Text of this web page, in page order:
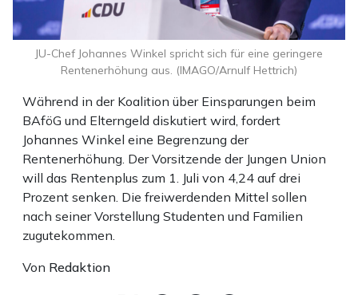
Während in der Koalition über Einsparungen beim
BAföG und Elterngeld diskutiert wird, fordert
Johannes Winkel eine Begrenzung der
Rentenerhöhung. Der Vorsitzende der Jungen Union
will das Rentenplus zum 1. Juli von 4,24 auf drei
Prozent senken. Die freiwerdenden Mittel sollen
nach seiner Vorstellung Studenten und Familien
zugutekommen.
Von Redaktion
JU-Chef Johannes Winkel spricht sich für eine geringere
Rentenerhöhung aus. (IMAGO/Arnulf Hettrich)